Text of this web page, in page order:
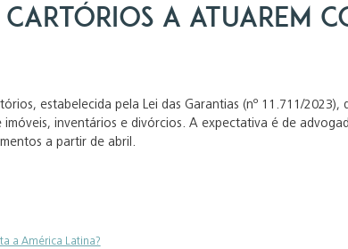
cartórios a atuarem
estabelecida pela Lei das Garantias (nº 11.711/
inventários e divórcios. A expectativa é de
a partir de abril.
a América Latina?